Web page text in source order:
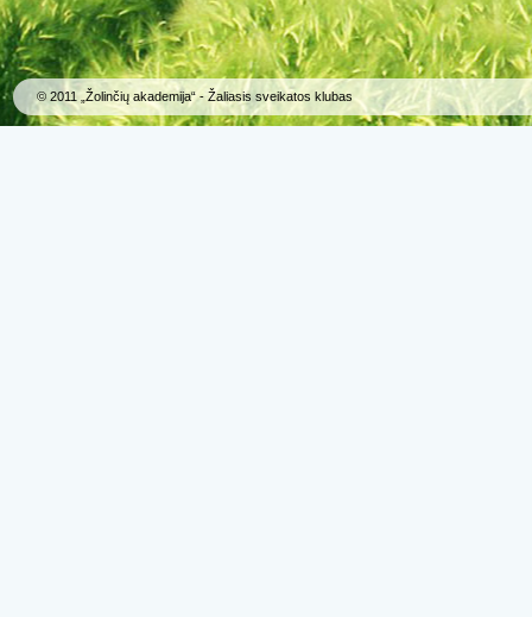
© 2011 „Žolinčių akademija“ - Žaliasis sveikatos klubas